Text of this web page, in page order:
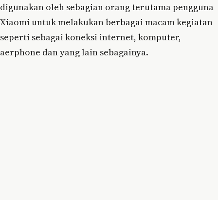
digunakan oleh sebagian orang terutama pengguna
Xiaomi untuk melakukan berbagai macam kegiatan
seperti sebagai koneksi internet, komputer,
aerphone dan yang lain sebagainya.